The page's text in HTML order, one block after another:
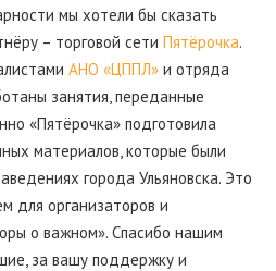
мы хотели бы сказать
– торговой сети Пятёрочка.
АНО «ЦППЛ»и отряда
занятия, переданные
«Пятёрочка» подготовила
материалов, которые были
города Ульяновска. Это
для организаторов и
о важном». Спасибо нашим
за вашу поддержку и